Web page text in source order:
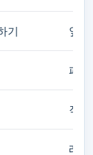
기 앞
페
작
레